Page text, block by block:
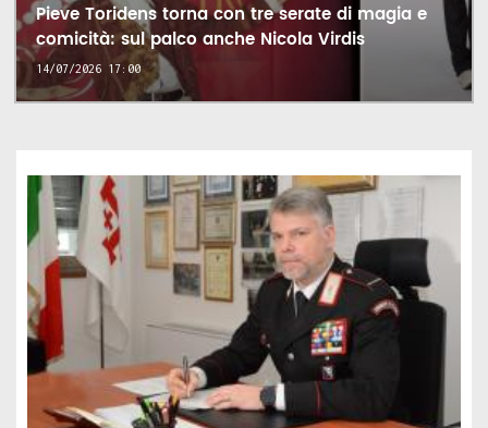
Pieve Toridens torna con tre serate di magia e
comicità: sul palco anche Nicola Virdis
14/07/2026 17:00